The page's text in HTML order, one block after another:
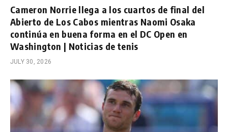
Cameron Norrie llega a los cuartos de final del
Abierto de Los Cabos mientras Naomi Osaka
continúa en buena forma en el DC Open en
Washington | Noticias de tenis
JULY 30, 2026